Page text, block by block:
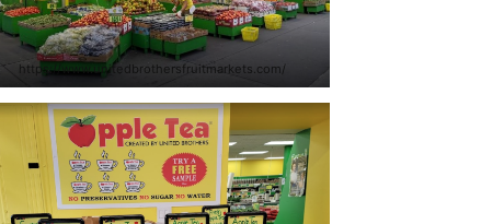
https://www.unitedbrothersfruitmarkets.com/